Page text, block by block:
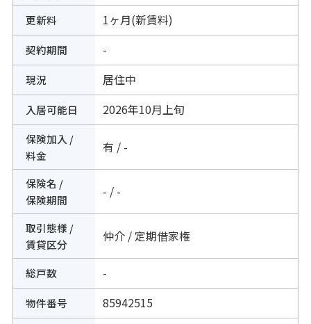
更新料 1ヶ月(新賃料)
契約期間 -
現況 居住中
入居可能日 2026年10月上旬
保険加入 /
料金
有 / -
保険名 /
保険期間
- / -
取引態様 /
賃貸区分
仲介 / 定期借家権
総戸数 -
物件番号 85942515